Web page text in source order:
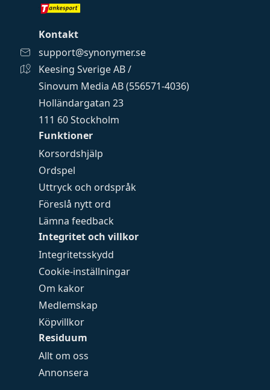
Funktioner
Korsordshjälp
Ordspel
Uttryck och ordspråk
Föreslå nytt ord
Lämna feedback
Integritet och villkor
Integritetsskydd
Cookie-inställningar
Om kakor
Medlemskap
Köpvillkor
Residuum
Allt om oss
Annonsera
Kontakt
support@synonymer.se
Keesing Sverige AB /
Sinovum Media AB (556571-4036)
Holländargatan 23
111 60 Stockholm